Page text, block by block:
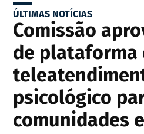
ÚLTIMAS NOTÍCIAS
Comissão
de plataforma
psicológico
comunidades